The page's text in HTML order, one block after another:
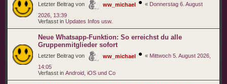
Letzter Beitrag von ww_michael « Donnerstag 6. August
2026, 13:39
Verfasst in Updates Infos usw.
Neue Whatsapp-Funktion: So erreichst du alle
Gruppenmitglieder sofort
Letzter Beitrag von ww_michael « Mittwoch 5. August 2026,
14:05
Verfasst in Android, iOS und Co